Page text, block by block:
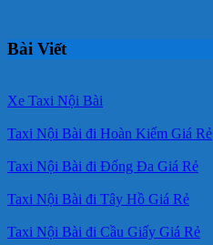
Bài Viết
Xe Taxi Nội Bài
Taxi Nội Bài đi Hoàn Kiếm Giá Rẻ
Taxi Nội Bài đi Đống Đa Giá Rẻ
Taxi Nội Bài đi Tây Hồ Giá Rẻ
Taxi Nội Bài đi Cầu Giấy Giá Rẻ